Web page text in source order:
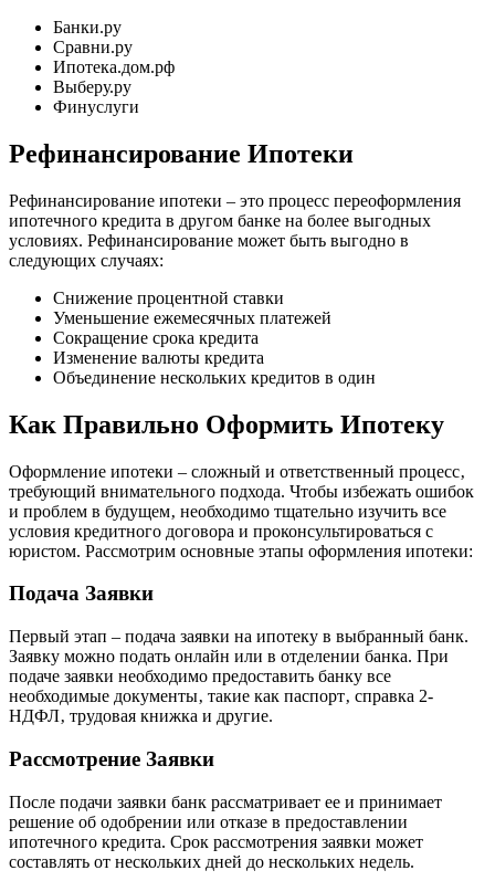
Банки.ру
Сравни.ру
Ипотека.дом.рф
Выберу.ру
Финуслуги
Рефинансирование Ипотеки
Рефинансирование ипотеки – это процесс переоформления
ипотечного кредита в другом банке на более выгодных
условиях. Рефинансирование может быть выгодно в
следующих случаях:
Снижение процентной ставки
Уменьшение ежемесячных платежей
Сокращение срока кредита
Изменение валюты кредита
Объединение нескольких кредитов в один
Как Правильно Оформить Ипотеку
Оформление ипотеки – сложный и ответственный процесс‚
требующий внимательного подхода. Чтобы избежать ошибок
и проблем в будущем‚ необходимо тщательно изучить все
условия кредитного договора и проконсультироваться с
юристом. Рассмотрим основные этапы оформления ипотеки:
Подача Заявки
Первый этап – подача заявки на ипотеку в выбранный банк.
Заявку можно подать онлайн или в отделении банка. При
подаче заявки необходимо предоставить банку все
необходимые документы‚ такие как паспорт‚ справка 2-
НДФЛ‚ трудовая книжка и другие.
Рассмотрение Заявки
После подачи заявки банк рассматривает ее и принимает
решение об одобрении или отказе в предоставлении
ипотечного кредита. Срок рассмотрения заявки может
составлять от нескольких дней до нескольких недель.